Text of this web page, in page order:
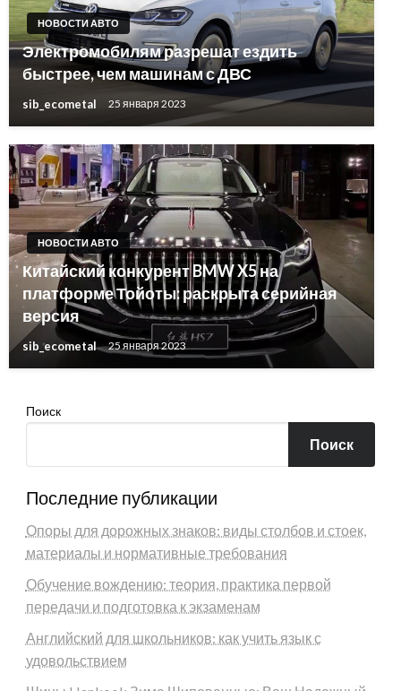
НОВОСТИ АВТО
Электромобилям разрешат ездить
быстрее, чем машинам с ДВС
sib_ecometal 25 января 2023
НОВОСТИ АВТО
Китайский конкурент BMW X5 на
платформе Тойоты: раскрыта серийная
версия
sib_ecometal 25 января 2023
Поиск
Поиск
Последние публикации
Опоры для дорожных знаков: виды столбов и стоек,
материалы и нормативные требования
Обучение вождению: теория, практика первой
передачи и подготовка к экзаменам
Английский для школьников: как учить язык с
удовольствием